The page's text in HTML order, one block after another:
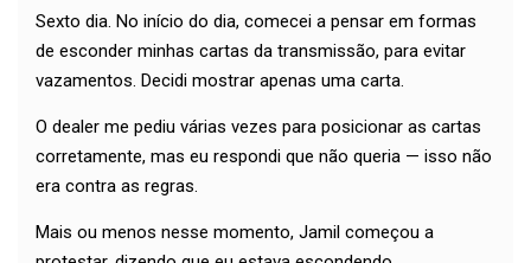
Sexto dia. No início do dia, comecei a pensar em formas
de esconder minhas cartas da transmissão, para evitar
vazamentos. Decidi mostrar apenas uma carta.
O dealer me pediu várias vezes para posicionar as cartas
corretamente, mas eu respondi que não queria — isso não
era contra as regras.
Mais ou menos nesse momento, Jamil começou a